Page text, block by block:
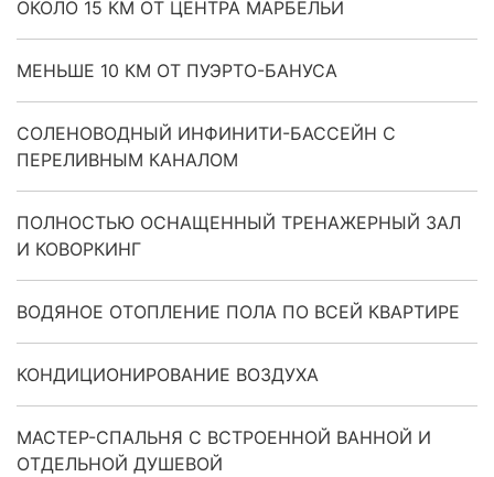
ОКОЛО 15 КМ ОТ ЦЕНТРА МАРБЕЛЬИ
МЕНЬШЕ 10 КМ ОТ ПУЭРТО-БАНУСА
СОЛЕНОВОДНЫЙ ИНФИНИТИ-БАССЕЙН С
ПЕРЕЛИВНЫМ КАНАЛОМ
ПОЛНОСТЬЮ ОСНАЩЕННЫЙ ТРЕНАЖЕРНЫЙ ЗАЛ
И КОВОРКИНГ
ВОДЯНОЕ ОТОПЛЕНИЕ ПОЛА ПО ВСЕЙ КВАРТИРЕ
КОНДИЦИОНИРОВАНИЕ ВОЗДУХА
МАСТЕР-СПАЛЬНЯ С ВСТРОЕННОЙ ВАННОЙ И
ОТДЕЛЬНОЙ ДУШЕВОЙ